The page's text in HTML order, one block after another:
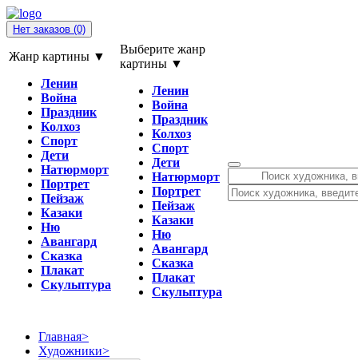
Нет заказов (0)
Жанр картины ▼
Ленин
Война
Праздник
Колхоз
Спорт
Дети
Натюрморт
Портрет
Пейзаж
Казаки
Ню
Авангард
Сказка
Плакат
Скульптура
Выберите жанр
картины ▼
Ленин
Война
Праздник
Колхоз
Спорт
Дети
Натюрморт
Портрет
Пейзаж
Казаки
Ню
Авангард
Сказка
Плакат
Скульптура
Главная>
Художники>